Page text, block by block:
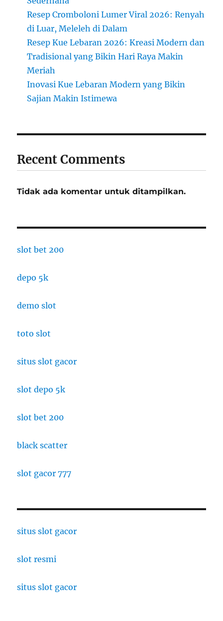
Resep Cromboloni Lumer Viral 2026: Renyah
di Luar, Meleleh di Dalam
Resep Kue Lebaran 2026: Kreasi Modern dan
Tradisional yang Bikin Hari Raya Makin
Meriah
Inovasi Kue Lebaran Modern yang Bikin
Sajian Makin Istimewa
Recent Comments
Tidak ada komentar untuk ditampilkan.
slot bet 200
depo 5k
demo slot
toto slot
situs slot gacor
slot depo 5k
slot bet 200
black scatter
slot gacor 777
situs slot gacor
slot resmi
situs slot gacor